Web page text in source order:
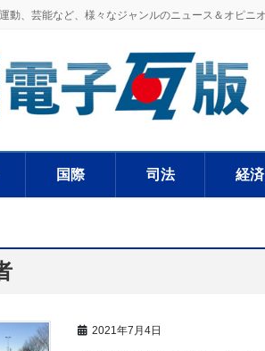
動、芸能など、様々なジャンルのニュース＆オピニ
国際 司法 経済
2021年7月4日